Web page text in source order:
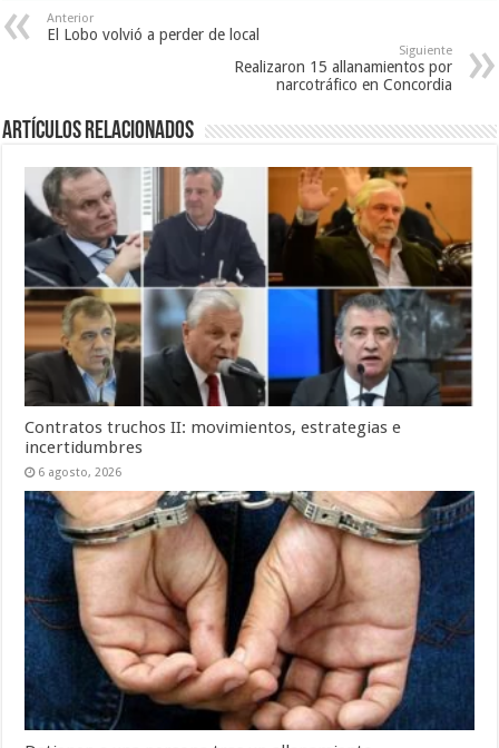
Anterior
El Lobo volvió a perder de local
Siguiente
Realizaron 15 allanamientos por
narcotráfico en Concordia
Artículos Relacionados
Contratos truchos II: movimientos, estrategias e
incertidumbres
6 agosto, 2026